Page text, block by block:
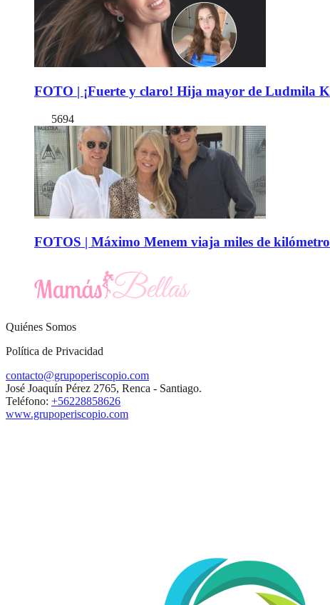
FOTO | ¡Fuerte y claro! Hija mayor de Ludmila
5694
FOTOS | Máximo Menem viaja miles de
Quiénes Somos
Política de Privacidad
contacto@grupoperiscopio.com
José Joaquín Pérez 2765, Renca - Santiago.
Teléfono: +56228858626
www.grupoperiscopio.com